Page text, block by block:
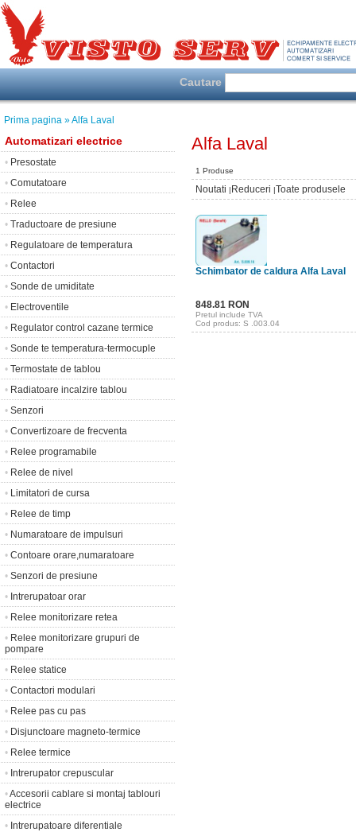
Cautare
Prima pagina » Alfa Laval
Automatizari electrice
• Presostate
• Comutatoare
• Relee
• Traductoare de presiune
• Regulatoare de temperatura
• Contactori
• Sonde de umiditate
• Electroventile
• Regulator control cazane termice
• Sonde te temperatura-termocuple
• Termostate de tablou
• Radiatoare incalzire tablou
• Senzori
• Convertizoare de frecventa
• Relee programabile
• Relee de nivel
• Limitatori de cursa
• Relee de timp
• Numaratoare de impulsuri
• Contoare orare,numaratoare
• Senzori de presiune
• Intrerupatoar orar
• Relee monitorizare retea
• Relee monitorizare grupuri de
pompare
• Relee statice
• Contactori modulari
• Relee pas cu pas
• Disjunctoare magneto-termice
• Relee termice
• Intrerupator crepuscular
•Accesorii cablare si montaj tablouri
electrice
• Intrerupatoare diferentiale
Alfa Laval
1 Produse
Noutati | Reduceri |Toate produsele
Schimbator de caldura Alfa Laval
848.81 RON
Pretul include TVA
Cod produs: S .003.04